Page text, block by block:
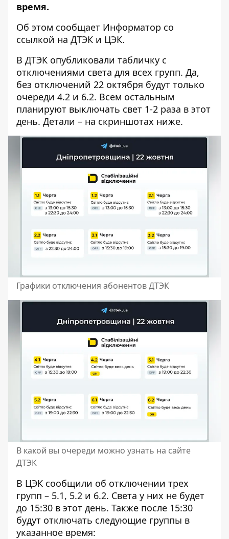
время.
Об этом сообщает Информатор со
ссылкой на ДТЭК и ЦЭК.
В ДТЭК опубликовали табличку с
отключениями света для всех групп. Да,
без отключений 22 октября будут только
очереди 4.2 и 6.2. Всем остальным
планируют выключать свет 1-2 раза в этот
день. Детали – на скриншотах ниже.
Графики отключения абонентов ДТЭК
В какой вы очереди можно узнать на сайте
ДТЭК
В ЦЭК сообщили об отключении трех
групп – 5.1, 5.2 и 6.2. Света у них не будет
до 15:30 в этот день. Также после 15:30
будут отключать следующие группы в
указанное время: